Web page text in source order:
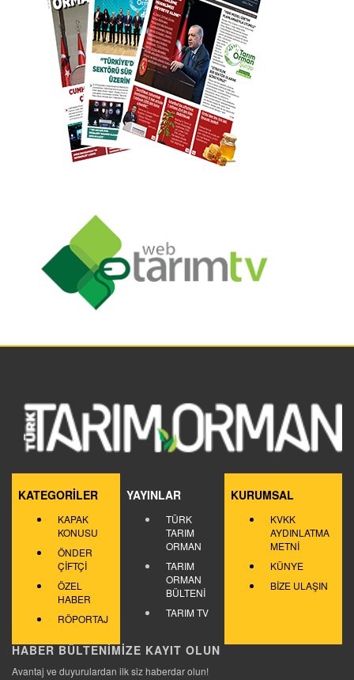
KATEGORİLER
KAPAK
KONUSU
ÖNDER
ÇİFTÇİ
ÖZEL
HABER
RÖPORTAJ
YAYINLAR
TÜRK
TARIM
ORMAN
TARIM
ORMAN
BÜLTENİ
TARIM TV
KURUMSAL
KVKK
AYDINLATMA
METNİ
KÜNYE
BİZE ULAŞIN
HABER BÜLTENİMİZE KAYIT OLUN
Avantaj ve duyurulardan ilk siz haberdar olun!